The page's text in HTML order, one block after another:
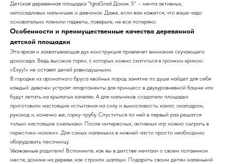
Детская деревянная площадка "IgraGrad Домик 5" – мечта активных,
непоседливых мальчишек и девчонок. Даже, если вам кажется, что ваше чадо
основательно пленили гаджеты, поверьте, не все потеряно.
Особенности и преимущественные качества деревянной
детской площадки
Эта яркая и захватывающая дух конструкция привлечет внимание скучающего
домоседа. Ведь высокие горки, с которых можно скатиться в громким криком:
«Ехуу!» не оставят детей равнодушными.
В городке из ароматного бруса хвойных пород занятие по душе найдет для себя
каждый: девочки устроят апартаменты для принцесс в двухуровневной башне или
будут летать на крылатых качелях. А для мальчиков создатели площадки
приготовили настоящие испытания на силу и выносливость: канат, скалодром,
рукоход и, конечно же, горку-трубу. Спуститься по ней в первый раз решатся
только настоящие смельчаки. После интересных, активных игр можно сыграть в
«крестики-нолики». Для самых маленьких в нижней части просто необходимо
оборудовать песочницу.
Уважаемые родители! Вспомните, как вы в детстве мечтали о своем потаенном
месте, домике на дереве, как строили шалаши. Подарить своим детям маленький